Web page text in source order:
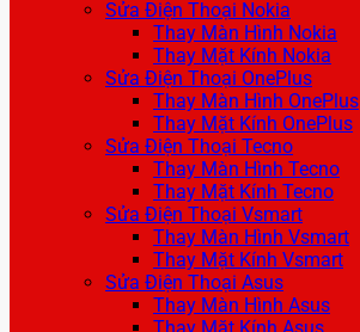
Sửa Điện Thoại Nokia
Thay Màn Hình Nokia
Thay Mặt Kính Nokia
Sửa Điện Thoại OnePlus
Thay Màn Hình OnePlus
Thay Mặt Kính OnePlus
Sửa Điện Thoại Tecno
Thay Màn Hình Tecno
Thay Mặt Kính Tecno
Sửa Điện Thoại Vsmart
Thay Màn Hình Vsmart
Thay Mặt Kính Vsmart
Sửa Điện Thoại Asus
Thay Màn Hình Asus